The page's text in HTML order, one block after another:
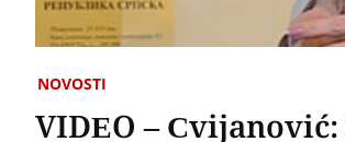
NOVOSTI
VIDEO –